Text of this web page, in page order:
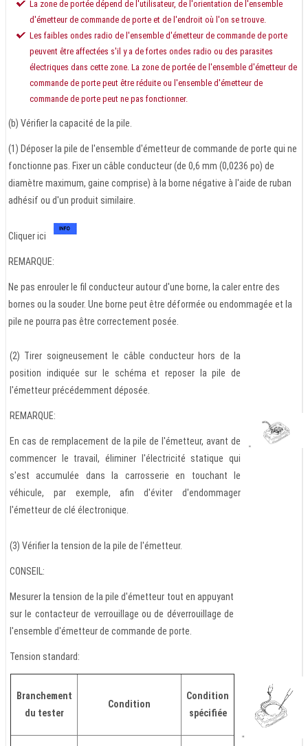
La zone de portée dépend de l'utilisateur, de l'orientation de l'ensemble
d'émetteur de commande de porte et de l'endroit où l'on se trouve.
Les faibles ondes radio de l'ensemble d'émetteur de commande de porte
peuvent être affectées s'il y a de fortes ondes radio ou des parasites
électriques dans cette zone. La zone de portée de l'ensemble d'émetteur de
commande de porte peut être réduite ou l'ensemble d'émetteur de
commande de porte peut ne pas fonctionner.
(b) Vérifier la capacité de la pile.
(1) Déposer la pile de l'ensemble d'émetteur de commande de porte qui ne
fonctionne pas. Fixer un câble conducteur (de 0,6 mm (0,0236 po) de
diamètre maximum, gaine comprise) à la borne négative à l'aide de ruban
adhésif ou d'un produit similaire.
Cliquer ici
REMARQUE:
Ne pas enrouler le fil conducteur autour d'une borne, la caler entre des
bornes ou la souder. Une borne peut être déformée ou endommagée et la
pile ne pourra pas être correctement posée.
(2) Tirer soigneusement le câble conducteur hors de la
position indiquée sur le schéma et reposer la pile de
l'émetteur précédemment déposée.
REMARQUE:
En cas de remplacement de la pile de l'émetteur, avant de
commencer le travail, éliminer l'électricité statique qui
s'est accumulée dans la carrosserie en touchant le
véhicule, par exemple, afin d'éviter d'endommager
l'émetteur de clé électronique.
(3) Vérifier la tension de la pile de l'émetteur.
CONSEIL:
Mesurer la tension de la pile d'émetteur tout en appuyant
sur le contacteur de verrouillage ou de déverrouillage de
l'ensemble d'émetteur de commande de porte.
Tension standard:
Branchement
du tester
Condition
Condition
spécifiée